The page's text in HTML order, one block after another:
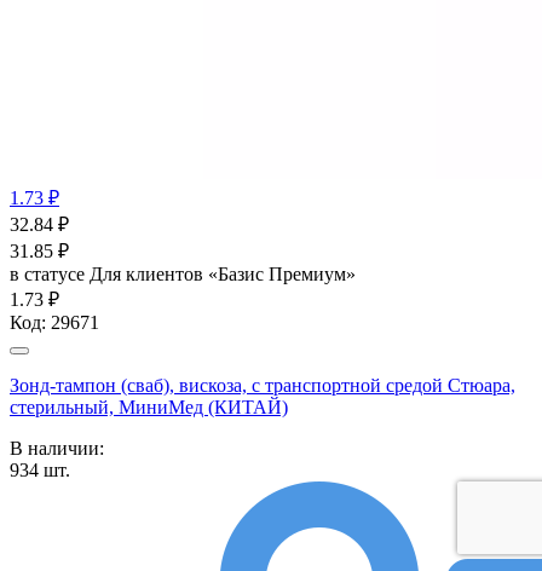
1.73 ₽
32.84 ₽
31.85 ₽
в статусе Для клиентов «Базис Премиум»
1.73 ₽
Код: 29671
Зонд-тампон (сваб), вискоза, с транспортной средой Стюара,
стерильный, МиниМед (КИТАЙ)
В наличии:
934 шт.